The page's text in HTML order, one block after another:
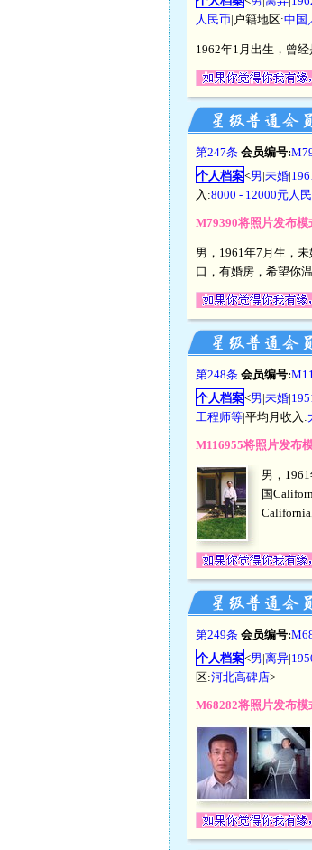
人民币|户籍地区:中国
1962年1月出生，曾
第247条 会员编号:
个人档案<男|未婚|
入:8000 - 12000元人
M79390将照片发布
男，1961年7月生，
口，有婚房，希望你
第248条 会员编号:
个人档案<男|未婚|
工程师等|平均月收入:
M116955将照片发布
男，
国
第249条 会员编号:
个人档案<男|离异|
区:河北高碑店>
M68282将照片发布